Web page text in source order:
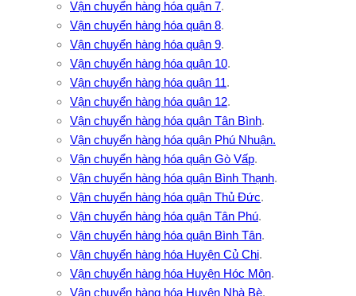
Vận chuyển hàng hóa quận 7.
Vận chuyển hàng hóa quận 8.
Vận chuyển hàng hóa quận 9.
Vận chuyển hàng hóa quận 10.
Vận chuyển hàng hóa quận 11.
Vận chuyển hàng hóa quận 12.
Vận chuyển hàng hóa quận Tân Bình.
Vận chuyển hàng hóa quận Phú Nhuận.
Vận chuyển hàng hóa quận Gò Vấp.
Vận chuyển hàng hóa quận Bình Thạnh.
Vận chuyển hàng hóa quận Thủ Đức.
Vận chuyển hàng hóa quận Tân Phú.
Vận chuyển hàng hóa quận Bình Tân.
Vận chuyển hàng hóa Huyện Củ Chi.
Vận chuyển hàng hóa Huyện Hóc Môn.
Vận chuyển hàng hóa Huyện Nhà Bè.